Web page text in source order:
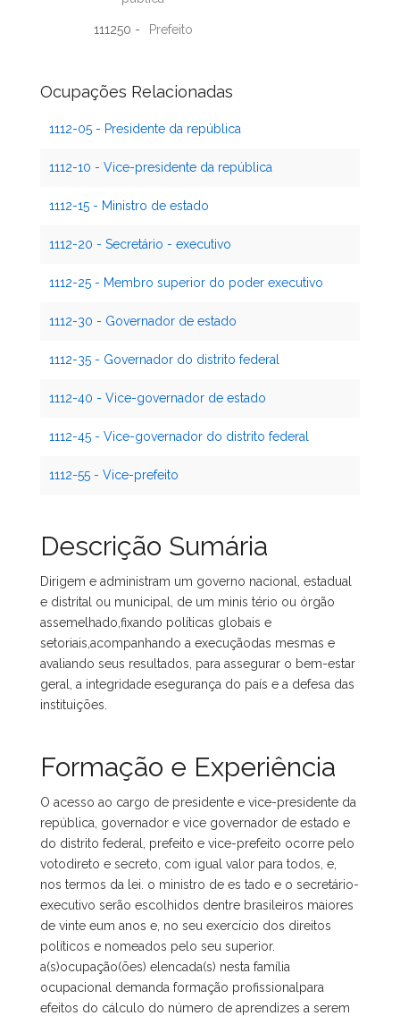
111250 - Prefeito
Ocupações Relacionadas
1112-05 - Presidente da república
1112-10 - Vice-presidente da república
1112-15 - Ministro de estado
1112-20 - Secretário - executivo
1112-25 - Membro superior do poder executivo
1112-30 - Governador de estado
1112-35 - Governador do distrito federal
1112-40 - Vice-governador de estado
1112-45 - Vice-governador do distrito federal
1112-55 - Vice-prefeito
Descrição Sumária
Dirigem e administram um governo nacional, estadual
e distrital ou municipal, de um minis tério ou órgão
assemelhado,fixando políticas globais e
setoriais,acompanhando a execuçãodas mesmas e
avaliando seus resultados, para assegurar o bem-estar
geral, a integridade esegurança do país e a defesa das
instituições.
Formação e Experiência
O acesso ao cargo de presidente e vice-presidente da
república, governador e vice governador de estado e
do distrito federal, prefeito e vice-prefeito ocorre pelo
votodireto e secreto, com igual valor para todos, e,
nos termos da lei. o ministro de es tado e o secretário-
executivo serão escolhidos dentre brasileiros maiores
de vinte eum anos e, no seu exercício dos direitos
políticos e nomeados pelo seu superior.
a(s)ocupação(ões) elencada(s) nesta família
ocupacional demanda formação profissionalpara
efeitos do cálculo do número de aprendizes a serem